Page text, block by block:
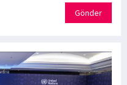
Gönder